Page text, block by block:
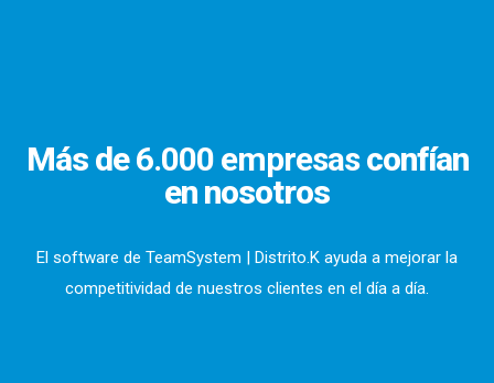
Más de6.000 empresasconfían
en nosotros
El software de TeamSystem | Distrito.K ayuda a mejorar la
competitividad de nuestros clientes en el día a día.